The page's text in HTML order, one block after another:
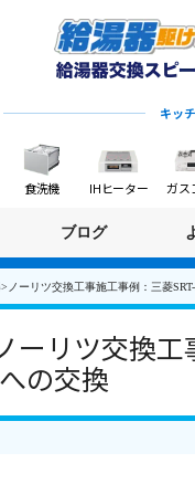
キッ
食洗機 IHヒーター ガス
ブログ
ノーリツ交換工事施工事例：三菱
ーリツ交換
の交換